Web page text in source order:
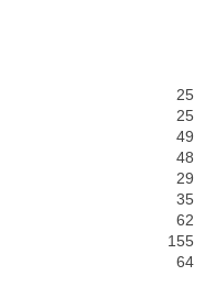
25
25
49
48
29
35
62
155
64